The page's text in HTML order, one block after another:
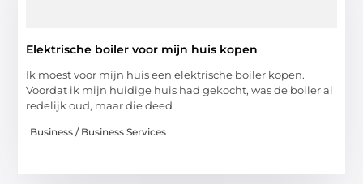
Elektrische boiler voor mijn huis kopen
Ik moest voor mijn huis een elektrische boiler kopen.
Voordat ik mijn huidige huis had gekocht, was de boiler al
redelijk oud, maar die deed
Business / Business Services